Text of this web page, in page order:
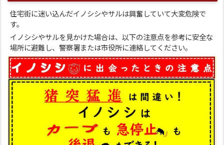
住宅街に迷い込んだイノシシやサルは興奮していて大変危険で
す。
イノシシやサルを見かけた場合は、以下の注意点を参考に安全な
場所に避難し、警察署または市役所に連絡してください。